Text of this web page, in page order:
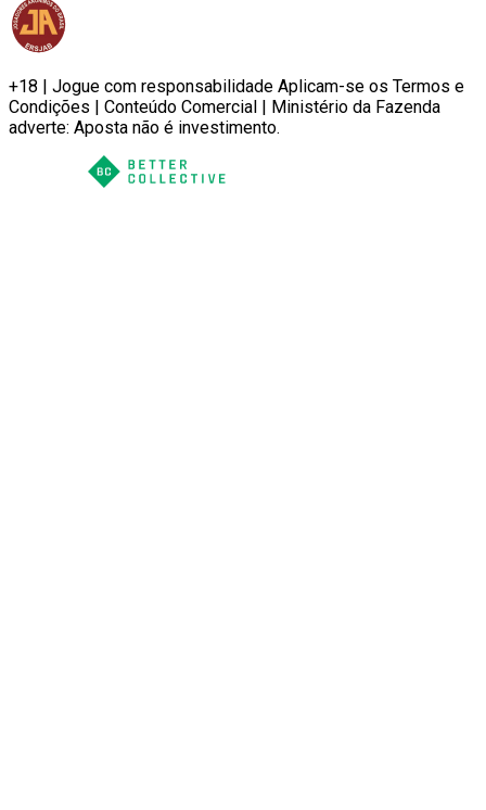
+18 | Jogue com responsabilidade Aplicam-se os Termos e
Condições | Conteúdo Comercial | Ministério da Fazenda
adverte: Aposta não é investimento.